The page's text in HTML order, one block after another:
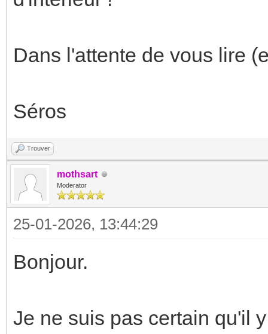
Dans l'attente de vous lire
Séros
Trouver
mothsart
Moderator
25-01-2026, 13:44:29
Bonjour.
Je ne suis pas certain qu'il